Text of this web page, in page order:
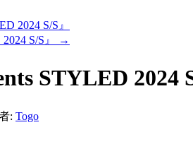
2024 S/S』
S/S』
→
STYLED 2024
: Togo